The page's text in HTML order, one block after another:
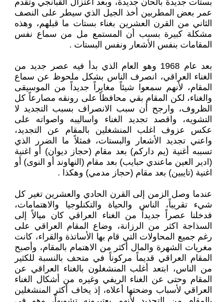
بستات جديدة بألحان جديدة، وبعد اعتزال القبانجي وتقدم
عمر بعض المطربين أخذ الجيل الذي سيطر على النصف
الثاني من القرن العشرين بغناء بستات ما قبلهم، وهذه
مشكلة كبيرة بسبب أن المستمع مل من سماع نفس
المقامات بنفس الأشعار ونفس البستات .
بعد عام 1968 وهو العام الذي بدأ فيه عصر جديد من
الغناء العراقي، انصرف الناس بشكل ملحوظ عن سماع
المقام، لأنهم سمعوا شيئاً مغايراً جديداً من الموسيقى
والغناء، لكن المقام بقي محافظاً على رونقه مصارعاً كل
الظروف، وارجح أن سبب الانصراف بسبب التجديد لا
التشويه، واقصد تجديد الغناء واساليبه واصواته على
عكس عزوف اغلب المنشغلين بالمقام عن التجديد،
واعني تجديد الأشعار والبستات، فمثلاً ما الضرر الذي
تسببه أغنية (يم داركم) بعد مقام (حجاز ديوان) أو اغنية
(ادير العين ماعندي حبايب) بعد مقام (النهاوند أو النوى) أو
اغنية (تايبين) بعد مقام (حجاز مدمي) وهكذا .
عندما وصل الزمن إلى القرن الحادي والعشرين تغير كل
شيء تقريباً، الناس والحياة والتكنلوجيا والاهتمامات،
فدخلنا عصراً جديداً من الغناء العراقي كان ميالاً إلى
السذاجة اكثر من الرزانة، وضاع المقام العراقي على
رغم جميع المحاولات التي قام بها الأساتذة والقراء، كانت
مغريات الشهرة والمال أكثر من الاهتمام بالمقام، وأصبح
المقام العراقي قديماً مركوناً في متحف بالنسبة للكثير
من الناس، ابتعد أغلب المنشغلون بالغناء العراقي عن
المقام وحتى عن الغناء الريفي وغيره من أشكال الغناء
العراقي لأسباب وضحتها أعلاه، إذ يخاف أكثر المنشغلين